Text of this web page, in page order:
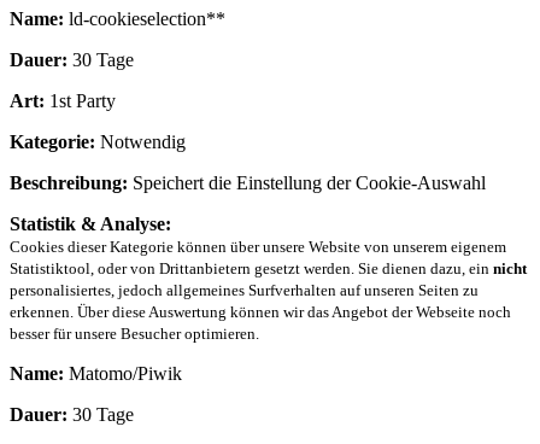
Name: ld-cookieselection**
Dauer: 30 Tage
Art: 1st Party
Kategorie: Notwendig
Beschreibung: Speichert die Einstellung der Cookie-Auswahl
Statistik & Analyse:
Cookies dieser Kategorie können über unsere Website von unserem eigenem
Statistiktool, oder von Drittanbietern gesetzt werden. Sie dienen dazu, ein nicht
personalisiertes, jedoch allgemeines Surfverhalten auf unseren Seiten zu
erkennen. Über diese Auswertung können wir das Angebot der Webseite noch
besser für unsere Besucher optimieren.
Name: Matomo/Piwik
Dauer: 30 Tage